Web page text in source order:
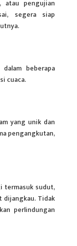
atau pengujian
segera siap
beberapa
cuaca.
yang unik dan
pengangkutan,
termasuk sudut,
dijangkau. Tidak
perlindungan